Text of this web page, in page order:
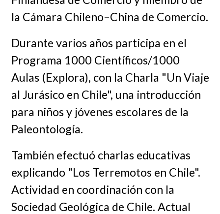
la Cámara Chileno–China de Comercio.
Durante varios años participa en el
Programa 1000 Científicos/1000
Aulas (Explora), con la Charla "Un Viaje
al Jurásico en Chile", una introducción
para niños y jóvenes escolares de la
Paleontología.
También efectuó charlas educativas
explicando "Los Terremotos en Chile".
Actividad en coordinación con la
Sociedad Geológica de Chile. Actual